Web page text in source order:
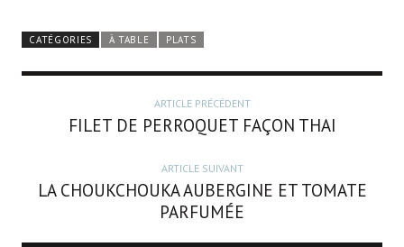
CATÉGORIES À TABLE PLATS
ARTICLE PRÉCÉDENT
FILET DE PERROQUET FAÇON THAI
ARTICLE SUIVANT
LA CHOUKCHOUKA AUBERGINE ET TOMATE
PARFUMÉE